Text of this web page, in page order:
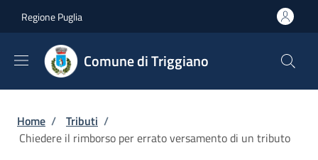
Regione Puglia
Comune di Triggiano
Briciole di pane
Home / Tributi /
Chiedere il rimborso per errato versamento di un tributo